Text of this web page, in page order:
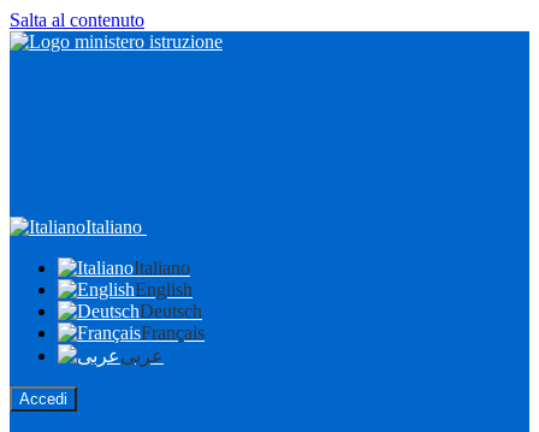
Salta al contenuto
Italiano
Italiano
English
Deutsch
Français
عربى
Accedi